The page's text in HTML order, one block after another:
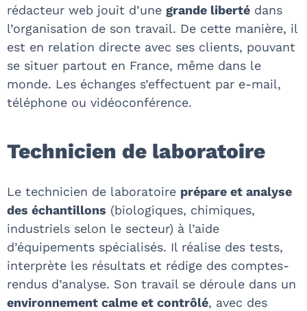
rédacteur web jouit d’une grande liberté dans
l’organisation de son travail. De cette manière, il
est en relation directe avec ses clients, pouvant
se situer partout en France, même dans le
monde. Les échanges s’effectuent par e-mail,
téléphone ou vidéoconférence.
Technicien de laboratoire
Le technicien de laboratoire prépare et analyse
des échantillons (biologiques, chimiques,
industriels selon le secteur) à l’aide
d’équipements spécialisés. Il réalise des tests,
interprète les résultats et rédige des comptes-
rendus d’analyse. Son travail se déroule dans un
environnement calme et contrôlé, avec des